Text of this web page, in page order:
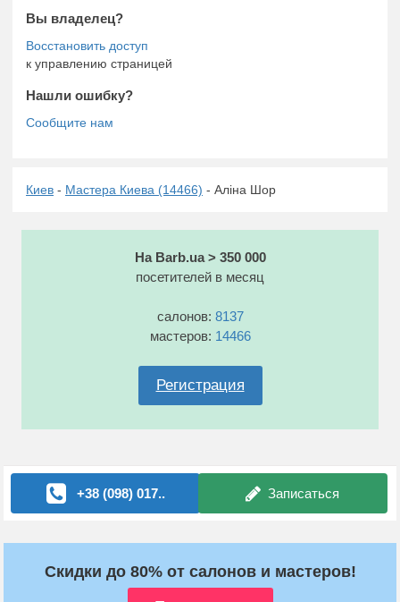
Вы владелец?
к управлению страницей
Нашли ошибку?
Киев - Мастера Киева (14466) - Аліна Шор
На Barb.ua > 350 000
посетителей в месяц
салонов: 8137
мастеров: 14466
Регистрация
+38 (098) 017.. Записаться
Скидки до 80% от салонов и мастеров!